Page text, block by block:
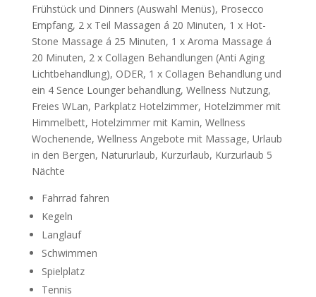
Frühstück und Dinners (Auswahl Menüs), Prosecco
Empfang, 2 x Teil Massagen á 20 Minuten, 1 x Hot-
Stone Massage á 25 Minuten, 1 x Aroma Massage á
20 Minuten, 2 x Collagen Behandlungen (Anti Aging
Lichtbehandlung), ODER, 1 x Collagen Behandlung und
ein 4 Sence Lounger behandlung, Wellness Nutzung,
Freies WLan, Parkplatz Hotelzimmer, Hotelzimmer mit
Himmelbett, Hotelzimmer mit Kamin, Wellness
Wochenende, Wellness Angebote mit Massage, Urlaub
in den Bergen, Natururlaub, Kurzurlaub, Kurzurlaub 5
Nächte
Fahrrad fahren
Kegeln
Langlauf
Schwimmen
Spielplatz
Tennis